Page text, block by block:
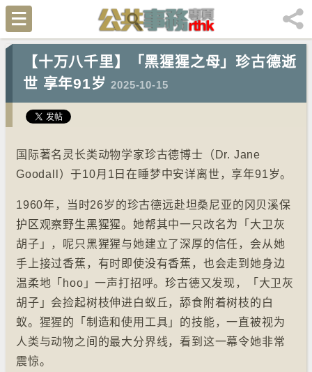
【十万八千里】「黑猩猩之母」珍古德逝
世 享年91岁2025-10-15
国际著名灵长类动物学家珍古德博士（Dr. Jane
Goodall）于10月1日在睡梦中安详离世，享年91岁。
1960年，当时26岁的珍古德远赴坦桑尼亚的冈贝溪保
护区观察野生黑猩猩。她帮其中一只改名为「大卫灰
胡子」，呢只黑猩猩与她建立了深厚的信任，会从她
手上接过香蕉，有时即使没有香蕉，也会走到她身边
温柔地「hoo」一声打招呼。珍古德又发现，「大卫灰
胡子」会捡起树枝伸进白蚁丘，舔食附着树枝的白
蚁。猩猩的「制造和使用工具」的技能，一直被视为
人类与动物之间的最大分界线，看到这一幕令她非常
震惊。